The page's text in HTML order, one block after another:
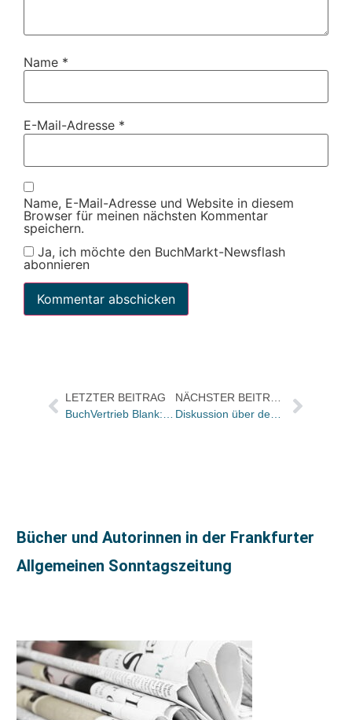
Name *
E-Mail-Adresse *
Name, E-Mail-Adresse und Website in diesem
Browser für meinen nächsten Kommentar
speichern.
Ja, ich möchte den BuchMarkt-Newsflash
abonnieren
LETZTER BEITRAG
Bücher und Autorinnen in der Frankfurter
Allgemeinen Sonntagszeitung